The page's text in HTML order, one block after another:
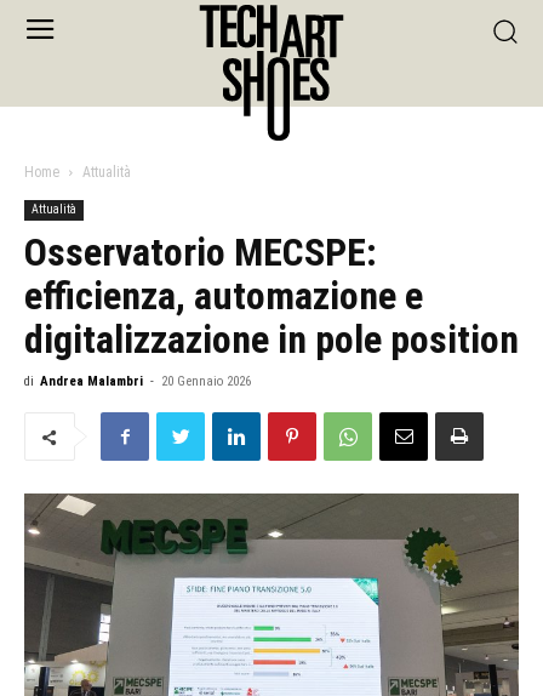
Home Attualità
Attualità
Osservatorio MECSPE:
efficienza, automazione e
digitalizzazione in pole position
di Andrea Malambri - 20 Gennaio 2026